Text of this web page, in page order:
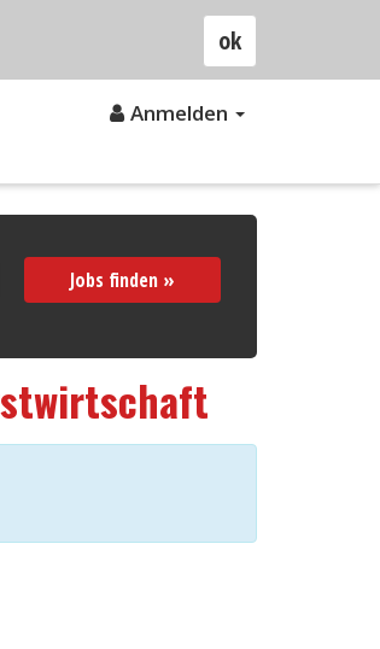
Anmelden
Jobs finden »
ok